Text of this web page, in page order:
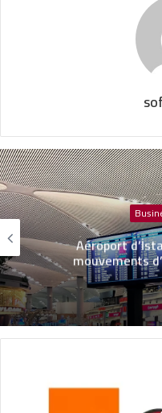
M. Adil Chbani
d’Attijari